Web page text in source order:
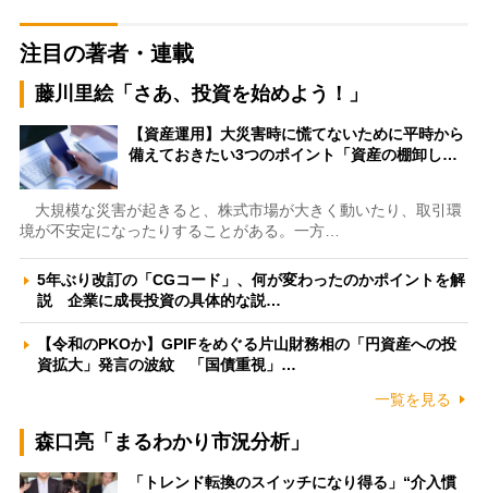
注目の著者・連載
藤川里絵「さあ、投資を始めよう！」
【資産運用】大災害時に慌てないために平時から
備えておきたい3つのポイント「資産の棚卸し…
大規模な災害が起きると、株式市場が大きく動いたり、取引環
境が不安定になったりすることがある。一方…
5年ぶり改訂の「CGコード」、何が変わったのかポイントを解
説 企業に成長投資の具体的な説…
【令和のPKOか】GPIFをめぐる片山財務相の「円資産への投
資拡大」発言の波紋 「国債重視」…
一覧を見る
森口亮「まるわかり市況分析」
「トレンド転換のスイッチになり得る」“介入慣